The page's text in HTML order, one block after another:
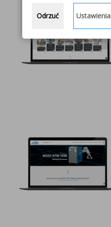
Odrzuć Ustawienia